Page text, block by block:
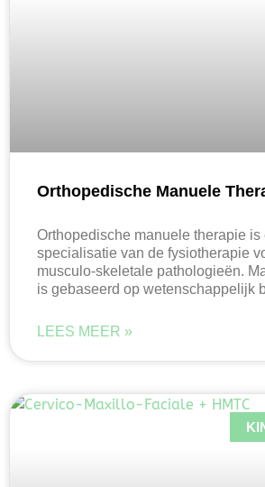
Orthopedische Manuele
Orthopedische manuele therapie is
specialisatie van de fysiotherapie
musculo-skeletale pathologieën.
is gebaseerd op wetenschappelijk
LEES MEER »